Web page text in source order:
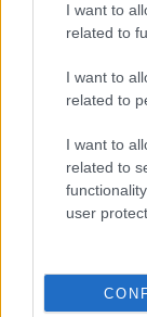
I want to
related to
I want to
related to
I want to
related to
user
Esti hírshow
Az ügy
oknyomozó műsor
Pesti riporter
Közéleti esti műsor
A riporter